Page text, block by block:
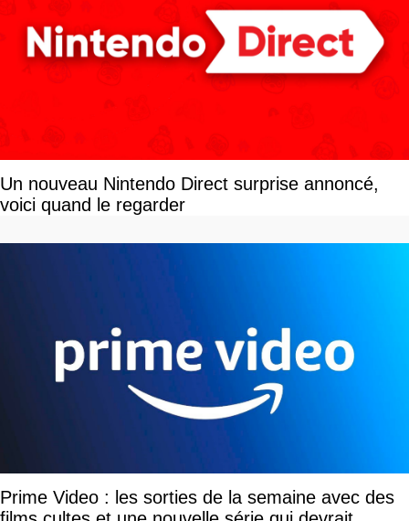
Un nouveau Nintendo Direct surprise annoncé,
voici quand le regarder
Prime Video : les sorties de la semaine avec des